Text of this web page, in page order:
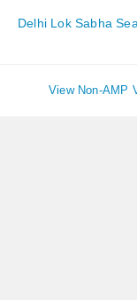
Delhi Lok Sabha
View Non-AMP